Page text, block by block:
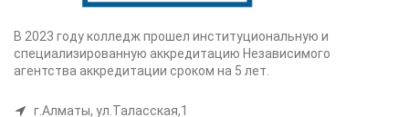
В 2023 году колледж прошел институциональную и
специализированную аккредитацию Независимого
агентства аккредитации сроком на 5 лет.
г.Алматы, ул.Таласская,1